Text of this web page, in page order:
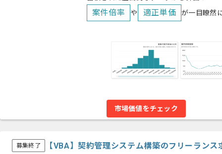
案件倍率 や 適正単価 が一目瞭然
市場価値をチェック
募集終了 【VBA】契約管理システム構築のフリーランス